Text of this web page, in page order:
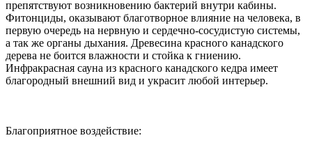
препятствуют возникновению бактерий внутри кабины.
Фитонциды, оказывают благотворное влияние на человека, в
первую очередь на нервную и сердечно-сосудистую системы,
а так же органы дыхания. Древесина красного канадского
дерева не боится влажности и стойка к гниению.
Инфракрасная сауна из красного канадского кедра имеет
благородный внешний вид и украсит любой интерьер.
Благоприятное воздействие: